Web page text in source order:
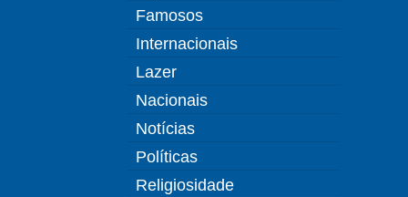
Famosos
Internacionais
Lazer
Nacionais
Notícias
Políticas
Religiosidade